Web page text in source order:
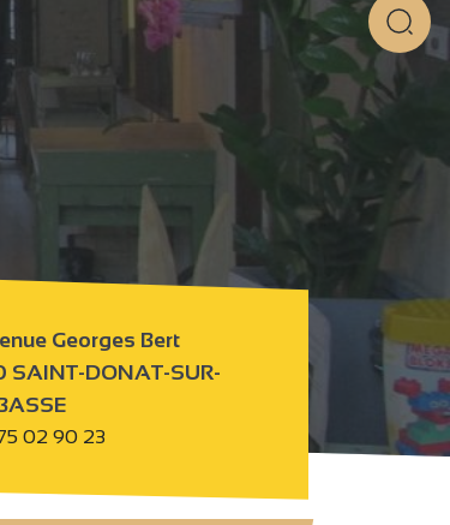
Georges Bert
SAINT-DONAT-SUR-
02 90 23